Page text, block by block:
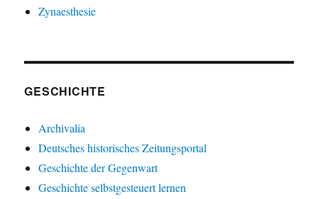
Zynaesthesie
GESCHICHTE
Archivalia
Deutsches historisches Zeitungsportal
Geschichte der Gegenwart
Geschichte selbstgesteuert lernen